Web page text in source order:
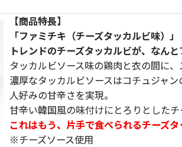
【商品特長】
「ファミチキ（チーズタッカルビ味）」
トレンドのチーズタッカルビが、なん
タッカルビソース味の鶏肉と衣の間に
濃厚なタッカルビソースはコチュジャ
人好みの甘辛さを実現。
甘辛い韓国風の味付けにとろりとしたチ
これはもう、片手で食べられるチーズタ
※チーズソース使用